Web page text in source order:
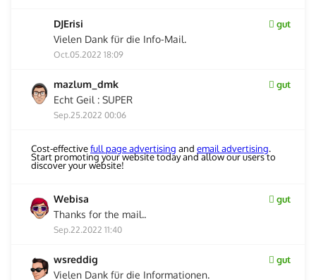
DJErisi gut
Vielen Dank für die Info-Mail.
Oct.05.2022 18:09
mazlum_dmk gut
Echt Geil : SUPER
Sep.25.2022 00:06
Cost-effectivefull page advertising and email advertising.
Start promoting your website today and allow our users to
discover your website!
Webisa gut
Thanks for the mail..
Sep.22.2022 11:40
wsreddig gut
Vielen Dank für die Informationen.